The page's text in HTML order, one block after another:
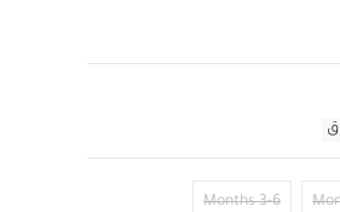
3-6 Months